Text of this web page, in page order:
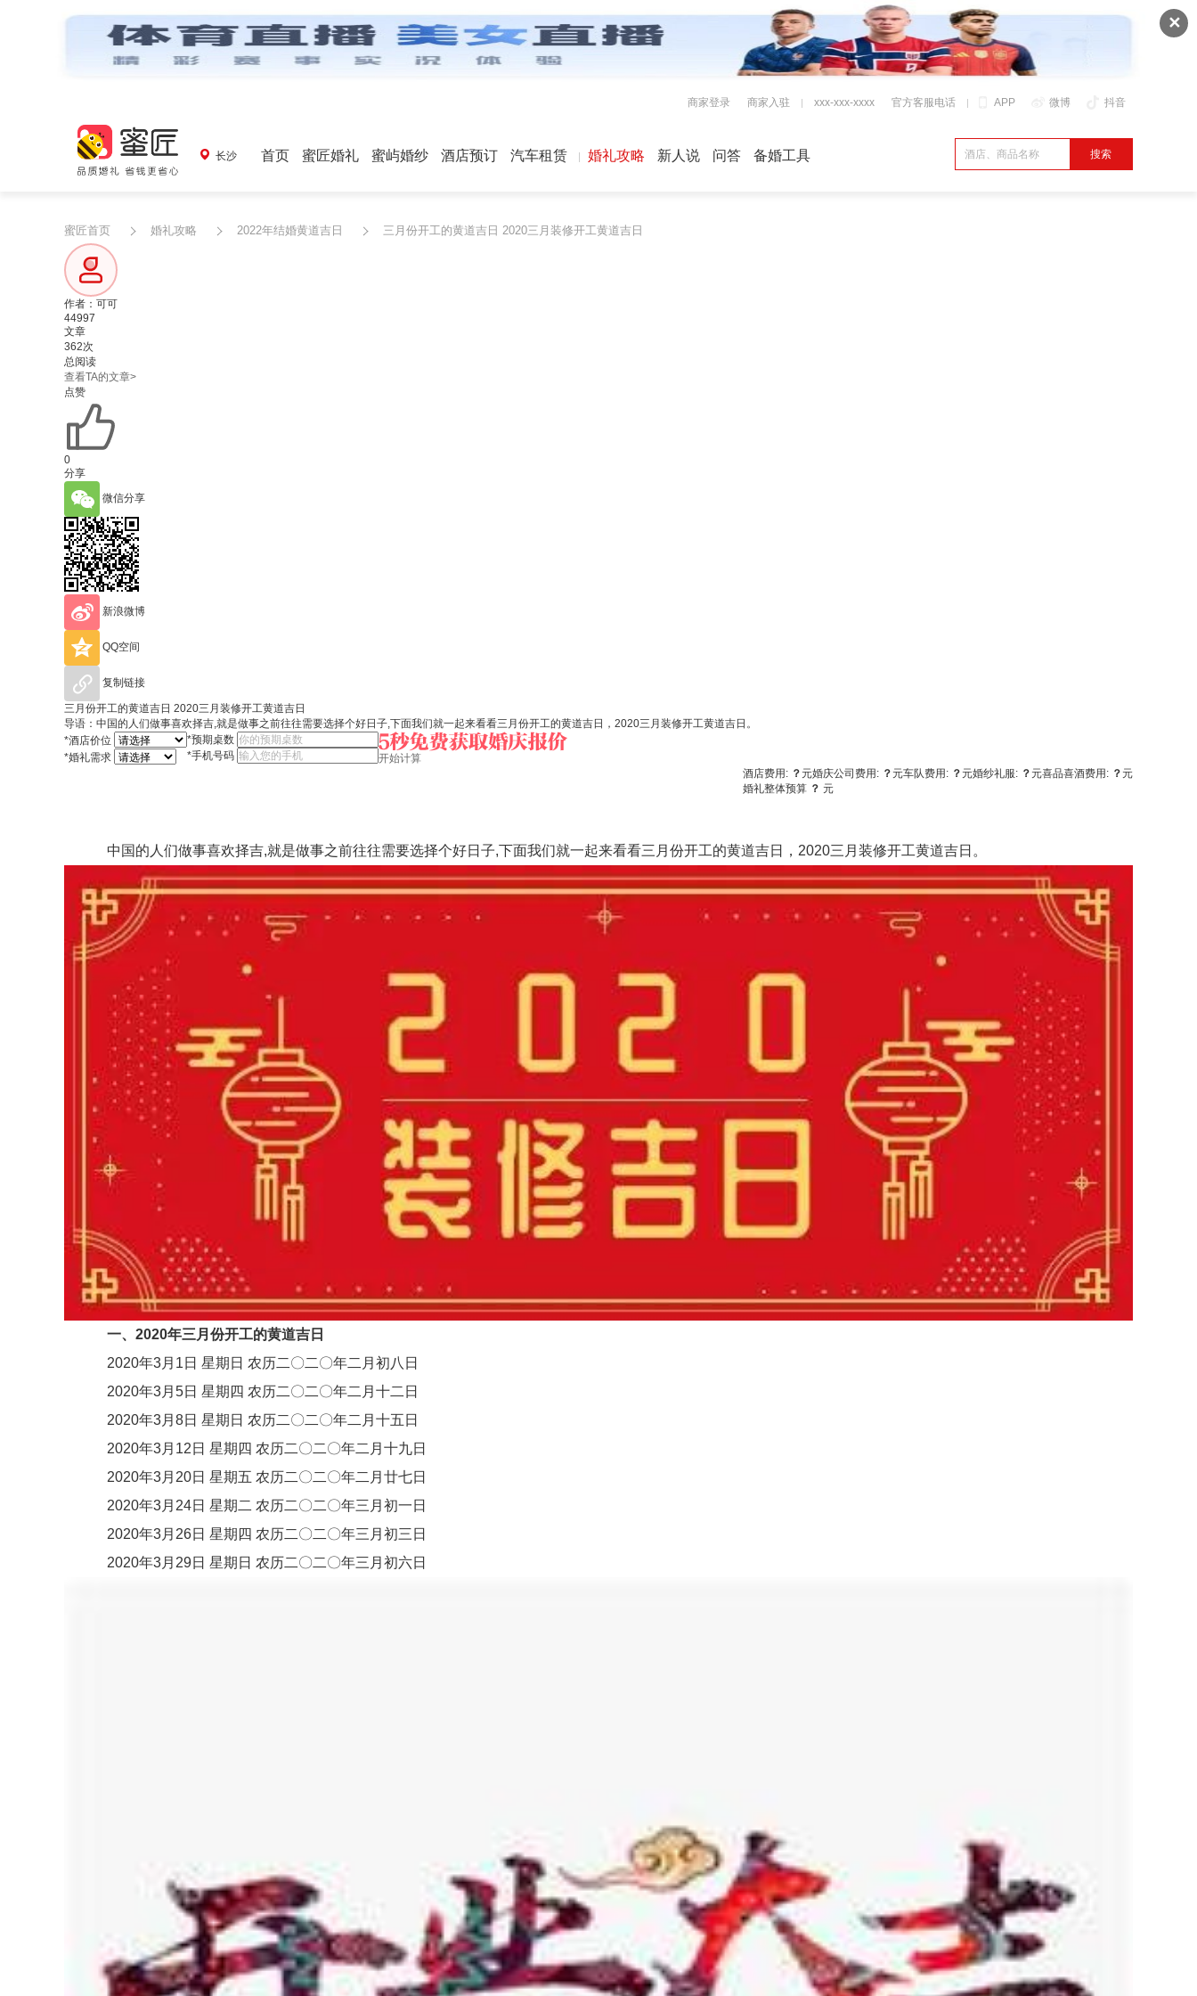
✕
APP 微博 抖音
商家登录 商家入驻 xxx-xxx-xxxx 官方客服电话
长沙 首页 蜜匠婚礼 蜜屿婚纱 酒店预订 汽车租赁 婚礼攻略 新人说 问答 备婚工具
蜜匠首页 婚礼攻略 2022年结婚黄道吉日 三月份开工的黄道吉日 2020三月装修开工黄道吉日
作者：可可
44997
文章
362次
总阅读
查看TA的文章>
点赞
0
分享
微信分享
新浪微博
QQ空间
复制链接
三月份开工的黄道吉日 2020三月装修开工黄道吉日
导语：中国的人们做事喜欢择吉,就是做事之前往往需要选择个好日子,下面我们就一起来看看三月份开工的黄道吉日，2020三月装修开工黄道吉日。
*酒店价位
*婚礼需求
*预期桌数
*手机号码
开始计算
酒店费用: ？元婚庆公司费用: ？元车队费用: ？元婚纱礼服: ？元喜品喜酒费用: ？元
婚礼整体预算 ？ 元
中国的人们做事喜欢择吉,就是做事之前往往需要选择个好日子,下面我们就一起来看看三月份开工的黄道吉日，2020三月装修开工黄道吉日。
一、2020年三月份开工的黄道吉日
2020年3月1日 星期日 农历二〇二〇年二月初八日
2020年3月5日 星期四 农历二〇二〇年二月十二日
2020年3月8日 星期日 农历二〇二〇年二月十五日
2020年3月12日 星期四 农历二〇二〇年二月十九日
2020年3月20日 星期五 农历二〇二〇年二月廿七日
2020年3月24日 星期二 农历二〇二〇年三月初一日
2020年3月26日 星期四 农历二〇二〇年三月初三日
2020年3月29日 星期日 农历二〇二〇年三月初六日